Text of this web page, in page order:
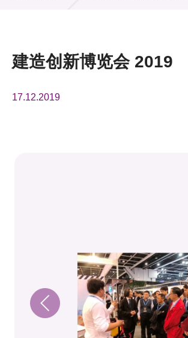
活动及消息
建造创新博览会 2019
17.12.2019